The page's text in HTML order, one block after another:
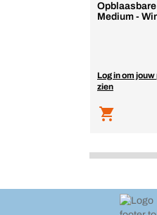
Medium -
Log in om
zien